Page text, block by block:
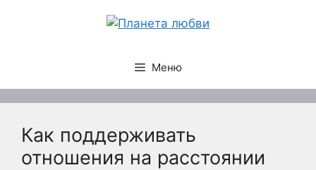
Меню
Как поддерживать
отношения на расстоянии